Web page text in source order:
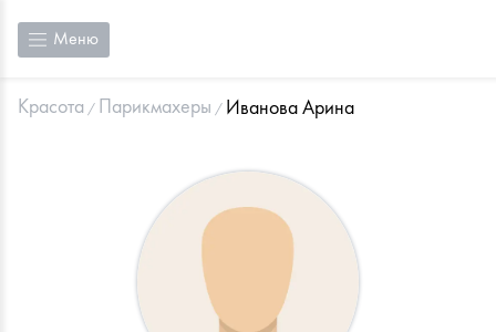
Меню
Красота Парикмахеры Иванова Арина